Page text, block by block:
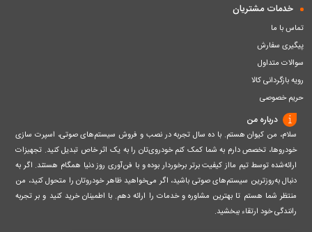
خدمات مشتریان
تماس با ما
پیگیری سفارش
سوالات متداول
رویه بازگردانی کالا
حریم خصوصی
درباره من
سلام، من کیوان هستم. با ده سال تجربه در نصب و فروش سیستم‌های صوتی، اسپرت سازی
خودروها، تخصص دارم به شما کمک کنم خودروی‌تان را به یک اثر خاص تبدیل کنید. تجهیزات
ارائه‌شده توسط تیم مااز کیفیت برتر برخوردار بوده و با فن‌آوری روز دنیا همگام هستند. اگر به
دنبال به‌روزترین سیستم‌های صوتی باشید، اگر می‌خواهید ظاهر خودروتان را متحول کنید، من
منتظر شما هستم تا بهترین مشاوره و خدمات را ارائه دهم. با اطمینان خرید کنید و بر تجربه
رانندگی خود ارتقاء ببخشید.